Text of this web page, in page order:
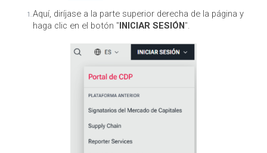
Aquí, diríjase a la parte superior derecha de la página y
haga clic en el botón "INICIAR SESIÓN".